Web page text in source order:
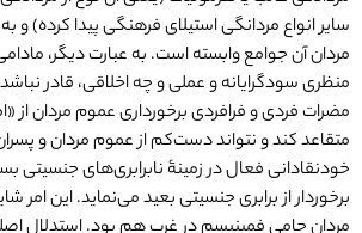
سایر انواع مردانگی استیلای فرهنگی پیدا کرده) و
مردان آن جوامع وابسته است. به عبارت دیگر،
منظری سودگرایانه و عملی و چه اخلاقی، قادر
مضرات فردی و فرافردی برخورداری عموم مردان از
متقاعد کند و نتواند دست‌کم از عموم مردان و
خودنقادانی فعال در زمینۀ نابرابری‌های جنسیتی
برخوردار از برابری جنسیتی بعید می‌نماید. این امر